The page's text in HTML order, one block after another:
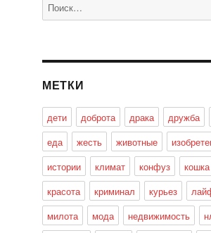
МЕТКИ
дети доброта драка дружба
еда
жесть животные
истории
климат конфуз
кошка
красота
криминал курьез
милота
мода недвижимость